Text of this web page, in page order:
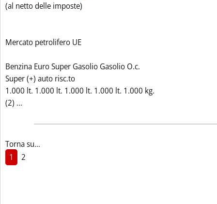
(al netto delle imposte)
Mercato petrolifero UE
Benzina Euro Super Gasolio Gasolio O.c.
Super (+) auto risc.to
1.000 lt. 1.000 lt. 1.000 lt. 1.000 lt. 1.000 kg.
(2) ...
Torna su...
1
2